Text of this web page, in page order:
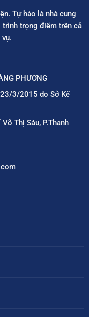
Tự hào là nhà cung
trọng điểm trên cả
PHƯƠNG
3/2015 do Sở Kế
Thị Sáu, P.Thanh